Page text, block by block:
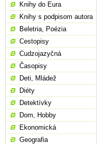
Knihy do Eura
Knihy s podpisom autora
Beletria, Poézia
Cestopisy
Cudzojazyčná
Časopisy
Deti, Mládež
Diéty
Detektívky
Dom, Hobby
Ekonomická
Geografia